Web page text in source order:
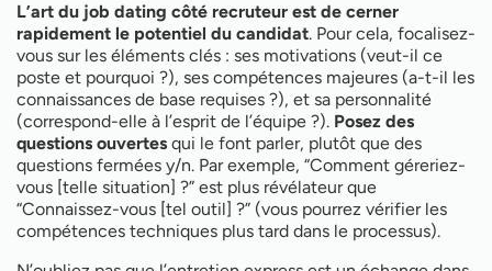
L’art du job dating côté recruteur est de cerner
rapidement le potentiel du candidat. Pour cela, focalisez-
vous sur les éléments clés : ses motivations (veut-il ce
poste et pourquoi ?), ses compétences majeures (a-t-il les
connaissances de base requises ?), et sa personnalité
(correspond-elle à l’esprit de l’équipe ?). Posez des
questions ouvertes qui le font parler, plutôt que des
questions fermées y/n. Par exemple, “Comment géreriez-
vous [telle situation] ?” est plus révélateur que
“Connaissez-vous [tel outil] ?” (vous pourrez vérifier les
compétences techniques plus tard dans le processus).